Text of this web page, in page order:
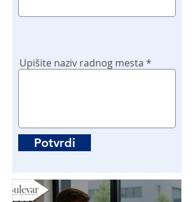
Upišite naziv radnog mesta
Potvrdi